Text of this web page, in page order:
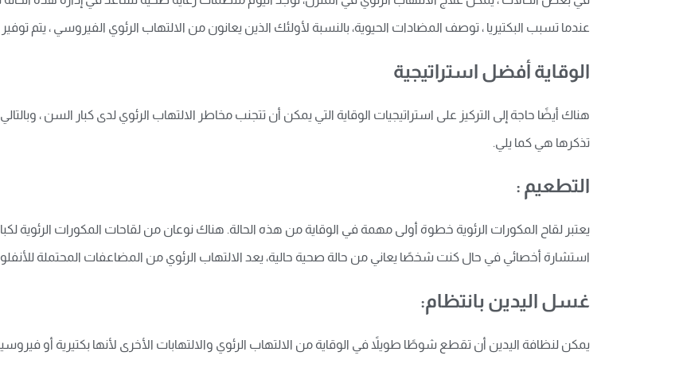
عندما تسبب البكتيريا ، توصف المضادات الحيوية، بالنسبة لأولئك الذين يعانون من الالتهاب الرئوي الفيروسي ، يتم
الوقاية أفضل استراتيجية
هناك أيضًا حاجة إلى التركيز على استراتيجيات الوقاية التي يمكن أن تتجنب مخاطر الالتهاب الرئوي لدى كبار السن ،
تذكرها هي كما يلي.
التطعيم :
استشارة أخصائي في حال كنت شخصًا يعاني من حالة صحية حالية، يعد الالتهاب الرئوي من المضاعفات المحتملة
غسل اليدين بانتظام:
يمكن لنظافة اليدين أن تقطع شوطًا طويلاً في الوقاية من الالتهاب الرئوي والالتهابات الأخرى لأنها بكتيرية أو